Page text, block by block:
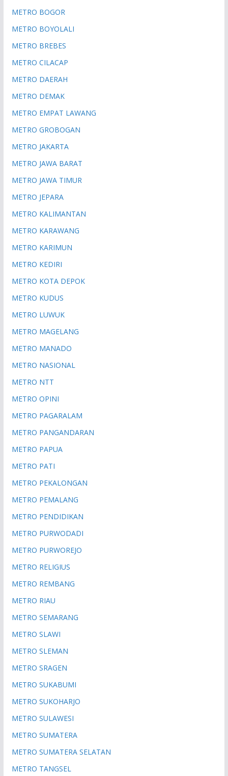
METRO BOGOR
METRO BOYOLALI
METRO BREBES
METRO CILACAP
METRO DAERAH
METRO DEMAK
METRO EMPAT LAWANG
METRO GROBOGAN
METRO JAKARTA
METRO JAWA BARAT
METRO JAWA TIMUR
METRO JEPARA
METRO KALIMANTAN
METRO KARAWANG
METRO KARIMUN
METRO KEDIRI
METRO KOTA DEPOK
METRO KUDUS
METRO LUWUK
METRO MAGELANG
METRO MANADO
METRO NASIONAL
METRO NTT
METRO OPINI
METRO PAGARALAM
METRO PANGANDARAN
METRO PAPUA
METRO PATI
METRO PEKALONGAN
METRO PEMALANG
METRO PENDIDIKAN
METRO PURWODADI
METRO PURWOREJO
METRO RELIGIUS
METRO REMBANG
METRO RIAU
METRO SEMARANG
METRO SLAWI
METRO SLEMAN
METRO SRAGEN
METRO SUKABUMI
METRO SUKOHARJO
METRO SULAWESI
METRO SUMATERA
METRO SUMATERA SELATAN
METRO TANGSEL